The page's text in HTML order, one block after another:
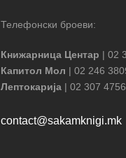
Телефонски броеви:
Книжарница Центар | 02
Капитол Мол | 02 246
Лептокарија | 02 307 4756
contact@sakamknigi.mk